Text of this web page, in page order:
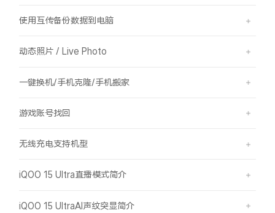
使用互传备份数据到电脑
动态照片 / Live Photo
一键换机/手机克隆/手机搬家
游戏账号找回
无线充电支持机型
iQOO 15 Ultra直播模式简介
iQOO 15 UltraAI声纹突显简介